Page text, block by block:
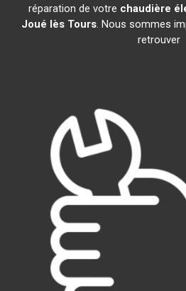
réparation de votre chaudière
Joué lès Tours. Nous sommes
retrouver